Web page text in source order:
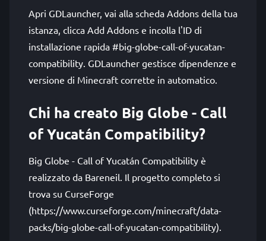
Apri GDLauncher, vai alla scheda Addons della tua
istanza, clicca Add Addons e incolla l'ID di
installazione rapida #big-globe-call-of-yucatan-
compatibility. GDLauncher gestisce dipendenze e
versione di Minecraft corrette in automatico.
Chi ha creato Big Globe - Call
of Yucatán Compatibility?
Big Globe - Call of Yucatán Compatibility è
realizzato da Bareneil. Il progetto completo si
trova su CurseForge
(https://www.curseforge.com/minecraft/data-
packs/big-globe-call-of-yucatan-compatibility).